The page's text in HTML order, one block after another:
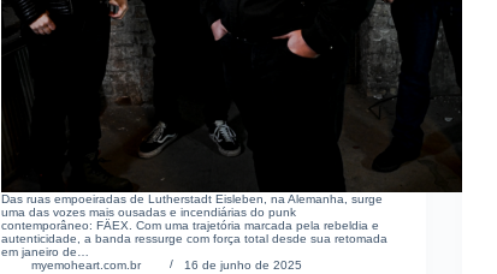
Das ruas empoeiradas de Lutherstadt Eisleben, na Alemanha, surge
uma das vozes mais ousadas e incendiárias do punk
contemporâneo: FÄEX. Com uma trajetória marcada pela rebeldia e
autenticidade, a banda ressurge com força total desde sua retomada
em janeiro de…
myemoheart.com.br
16 de junho de 2025